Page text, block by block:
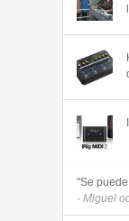
"Se
- Miguel